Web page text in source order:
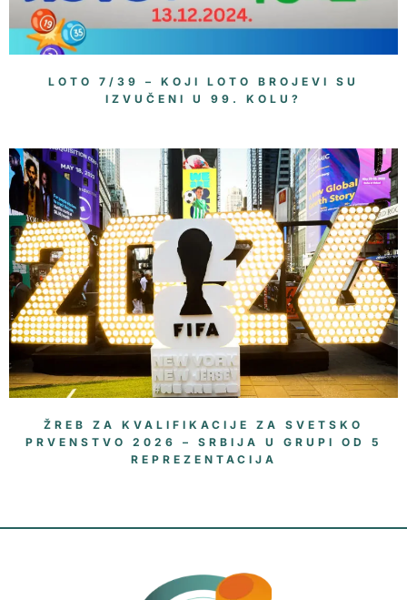
LOTO 7/39 – KOJI LOTO BROJEVI SU
IZVUČENI U 99. KOLU?
ŽREB ZA KVALIFIKACIJE ZA SVETSKO
PRVENSTVO 2026 – SRBIJA U GRUPI OD 5
REPREZENTACIJA